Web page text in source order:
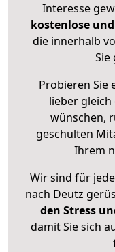
Interesse
kostenlose
die innerhalb
Sie
Probieren Sie
lieber gleich
wünschen,
geschulten
Ihrem
Wir sind für
nach Deutz
den Stress
damit Sie sich